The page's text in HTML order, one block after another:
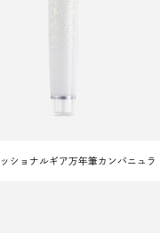
ショナルギア万年筆カンパニュラ